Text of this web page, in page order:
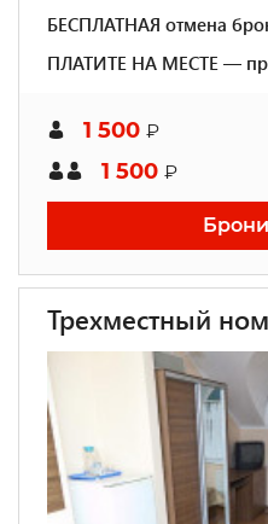
БЕСПЛАТНАЯ отмена
ПЛАТИТЕ НА МЕСТЕ —
1 500 ₽
1 500 ₽
Трехместный